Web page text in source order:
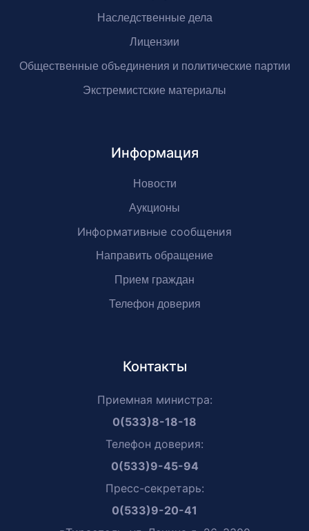
Наследственные дела
Лицензии
Общественные объединения и политические партии
Экстремистские материалы
Информация
Новости
Аукционы
Информативные сообщения
Направить обращение
Прием граждан
Телефон доверия
Контакты
Приемная министра:
0(533)8-18-18
Телефон доверия:
0(533)9-45-94
Пресс-секретарь:
0(533)9-20-41